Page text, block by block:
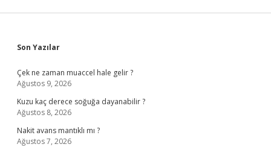
Sidebar
Son Yazılar
Çek ne zaman muaccel hale gelir ?
Ağustos 9, 2026
Kuzu kaç derece soğuğa dayanabilir ?
Ağustos 8, 2026
Nakit avans mantıklı mı ?
Ağustos 7, 2026